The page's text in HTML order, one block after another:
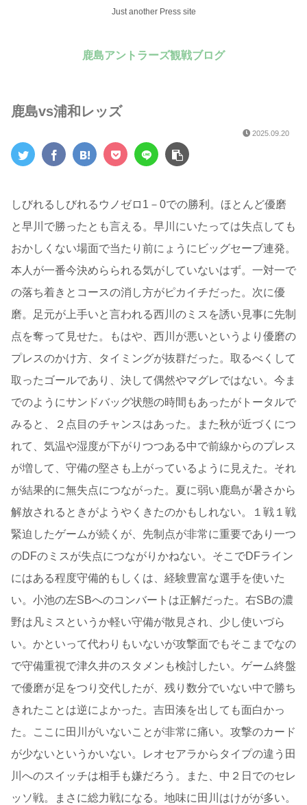
Just another Press site
鹿島アントラーズ観戦ブログ
鹿島vs浦和レッズ
2025.09.20
しびれるしびれるウノゼロ1－0での勝利。ほとんど優磨
と早川で勝ったとも言える。早川にいたっては失点しても
おかしくない場面で当たり前にょうにビッグセーブ連発。
本人が一番今決めらられる気がしていないはず。一対一で
の落ち着きとコースの消し方がピカイチだった。次に優
磨。足元が上手いと言われる西川のミスを誘い見事に先制
点を奪って見せた。もはや、西川が悪いというより優磨の
プレスのかけ方、タイミングが抜群だった。取るべくして
取ったゴールであり、決して偶然やマグレではない。今ま
でのようにサンドバッグ状態の時間もあったがトータルで
みると、２点目のチャンスはあった。また秋が近づくにつ
れて、気温や湿度が下がりつつある中で前線からのプレス
が増して、守備の堅さも上がっているように見えた。それ
が結果的に無失点につながった。夏に弱い鹿島が暑さから
解放されるときがようやくきたのかもしれない。１戦１戦
緊迫したゲームが続くが、先制点が非常に重要であり一つ
のDFのミスが失点につながりかねない。そこでDFライン
にはある程度守備的もしくは、経験豊富な選手を使いた
い。小池の左SBへのコンバートは正解だった。右SBの濃
野は凡ミスというか軽い守備が散見され、少し使いづら
い。かといって代わりもいないが攻撃面でもそこまでなの
で守備重視で津久井のスタメンも検討したい。ゲーム終盤
で優磨が足をつり交代したが、残り数分でいない中で勝ち
きれたことは逆によかった。吉田湊を出しても面白かっ
た。ここに田川がいないことが非常に痛い。攻撃のカード
が少ないというかいない。レオセアラからタイプの違う田
川へのスイッチは相手も嫌だろう。また、中２日でのセレ
ッソ戦。まさに総力戦になる。地味に田川はけがが多い。